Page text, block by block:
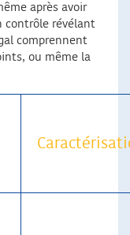
après avoir
contrôle révélant
comprennent
ou même la